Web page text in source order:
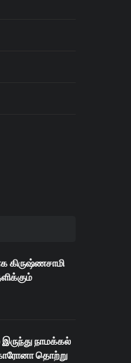
கிருஷ்ணசாமி
நாமக்கல்
தொற்று